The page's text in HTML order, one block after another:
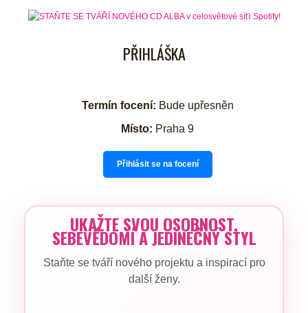
PŘIHLÁŠKA
Termín focení: Bude upřesněn
Místo: Praha 9
Přihlásit se na focení
UKAŽTE SVOU OSOBNOST,
SEBEVĚDOMÍ A JEDINEČNÝ STYL
Staňte se tváří nového projektu a inspirací pro
další ženy.